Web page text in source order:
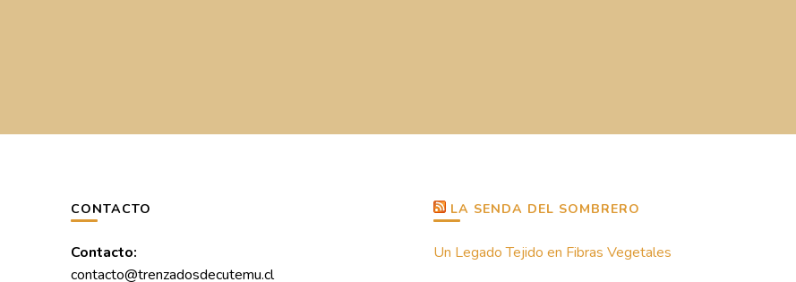
CONTACTO
Contacto:
contacto@trenzadosdecutemu.cl
LA SENDA DEL SOMBRERO
Un Legado Tejido en Fibras Vegetales